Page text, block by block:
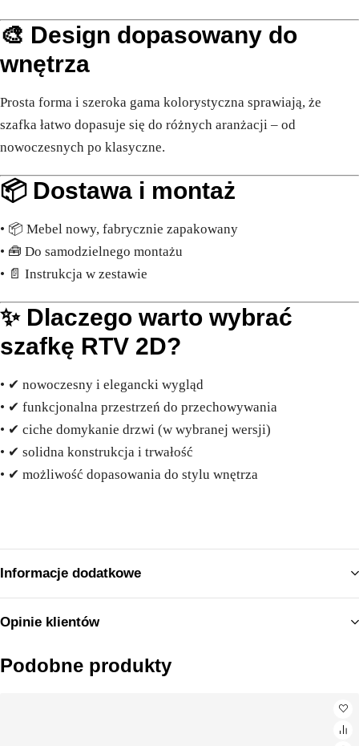
🎨 Design dopasowany do
wnętrza
Prosta forma i szeroka gama kolorystyczna sprawiają, że
szafka łatwo dopasuje się do różnych aranżacji – od
nowoczesnych po klasyczne.
📦 Dostawa i montaż
• 📦 Mebel nowy, fabrycznie zapakowany
• 🧰 Do samodzielnego montażu
• 📄 Instrukcja w zestawie
✨ Dlaczego warto wybrać
szafkę RTV 2D?
• ✔ nowoczesny i elegancki wygląd
• ✔ funkcjonalna przestrzeń do przechowywania
• ✔ ciche domykanie drzwi (w wybranej wersji)
• ✔ solidna konstrukcja i trwałość
• ✔ możliwość dopasowania do stylu wnętrza
Informacje dodatkowe
Opinie klientów
Podobne produkty